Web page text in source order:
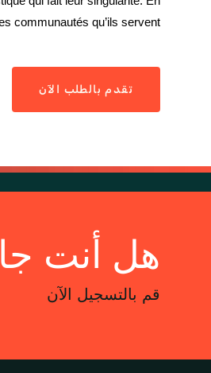
communautés qu’ils servent.
تقدم بالطلب الآن
هل أنت
قم بالتسجيل الآن